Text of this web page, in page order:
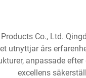
Co., Ltd.
utnyttjar års
anpassade
excellens